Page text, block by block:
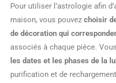
Pour utiliser l’astrologie afin
maison, vous pouvez choisir
de décoration qui
associés à chaque pièce.
les dates et les phases de la
purification et de